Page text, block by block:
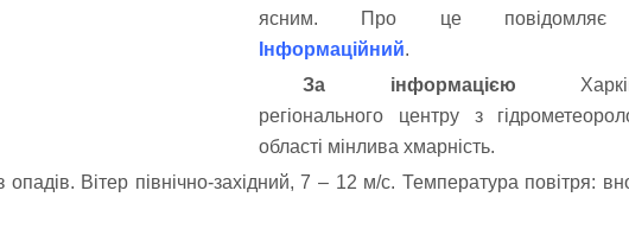
ясним. Про це
Інформаційний.
За інформацією
регіонального центру з
області мінлива хмарність.
опадів. Вітер північно-західний, 7 – 12 м/с. Температура повітря: